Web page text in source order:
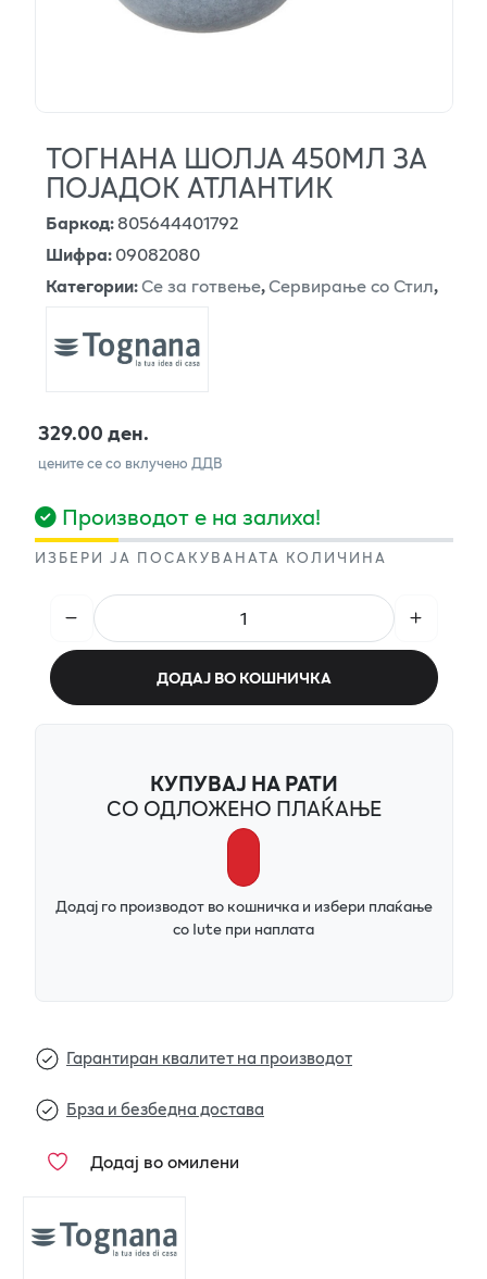
ТОГНАНА ШОЛЈА 450МЛ ЗА
ПОЈАДОК АТЛАНТИК
Баркод:805644401792
Шифра:09082080
Категории:Се за готвење,Сервирање со Стил,
329.00 ден.
цените се со вклучено ДДВ
Производот е на залиха!
ИЗБЕРИ ЈА ПОСАКУВАНАТА КОЛИЧИНА
ДОДАЈ ВО КОШНИЧКА
КУПУВАЈ НА РАТИ
СО ОДЛОЖЕНО ПЛАЌАЊЕ
Додај го производот во кошничка и избери плаќање
со Iute при наплата
Гарантиран квалитет на производот
Брза и безбедна достава
Додај во омилени